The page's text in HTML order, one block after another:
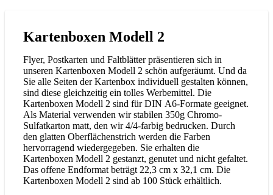
Kartenboxen Modell 2
Flyer, Postkarten und Faltblätter präsentieren sich in
unseren Kartenboxen Modell 2 schön aufgeräumt. Und da
Sie alle Seiten der Kartenbox individuell gestalten können,
sind diese gleichzeitig ein tolles Werbemittel. Die
Kartenboxen Modell 2 sind für DIN A6-Formate geeignet.
Als Material verwenden wir stabilen 350g Chromo-
Sulfatkarton matt, den wir 4/4-farbig bedrucken. Durch
den glatten Oberflächenstrich werden die Farben
hervorragend wiedergegeben. Sie erhalten die
Kartenboxen Modell 2 gestanzt, genutet und nicht gefaltet.
Das offene Endformat beträgt 22,3 cm x 32,1 cm. Die
Kartenboxen Modell 2 sind ab 100 Stück erhältlich.